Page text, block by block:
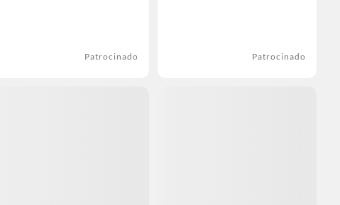
Patrocinado Patrocinado